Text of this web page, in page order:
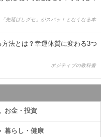
「先延ばしグセ」がスパッ！となくなる本
法とは？幸運体質に変わる3つ
ポジティブの教科書
お金・投資
暮らし・健康